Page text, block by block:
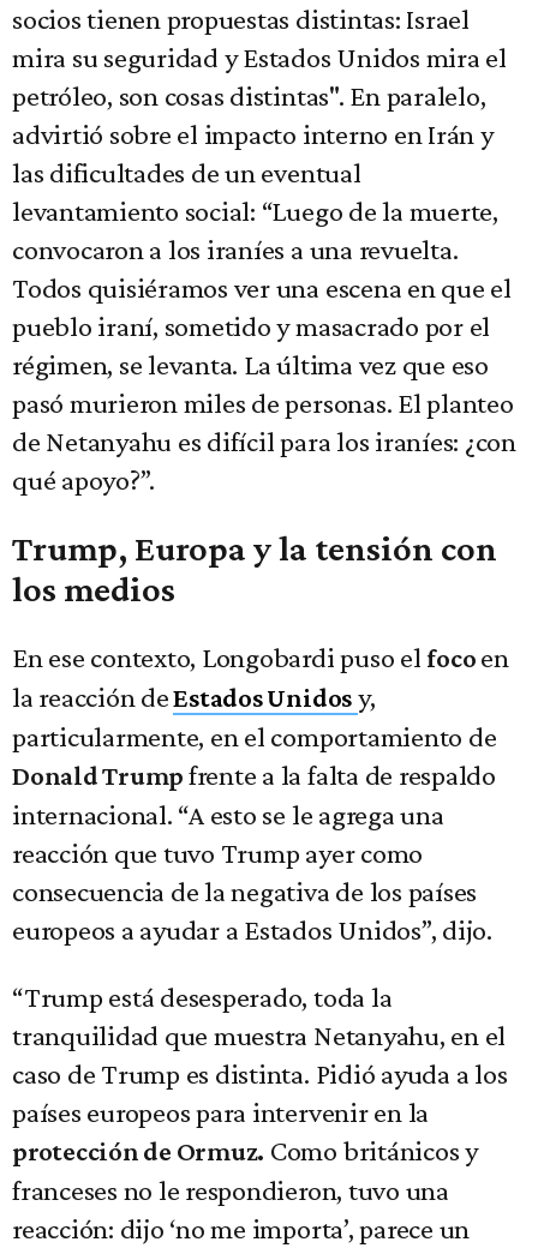
socios tienen propuestas distintas: Israel
mira su seguridad y Estados Unidos mira el
petróleo, son cosas distintas". En paralelo,
advirtió sobre el impacto interno en Irán y
las dificultades de un eventual
levantamiento social: “Luego de la muerte,
convocaron a los iraníes a una revuelta.
Todos quisiéramos ver una escena en que el
pueblo iraní, sometido y masacrado por el
régimen, se levanta. La última vez que eso
pasó murieron miles de personas. El planteo
de Netanyahu es difícil para los iraníes: ¿con
qué apoyo?”.
Trump, Europa y la tensión con
los medios
En ese contexto, Longobardi puso elfoco en
la reacción deEstados Unidos y,
particularmente, en el comportamiento de
Donald Trump frente a la falta de respaldo
internacional. “A esto se le agrega una
reacción que tuvo Trump ayer como
consecuencia de la negativa de los países
europeos a ayudar a Estados Unidos”, dijo.
“Trump está desesperado, toda la
tranquilidad que muestra Netanyahu, en el
caso de Trump es distinta. Pidió ayuda a los
países europeos para intervenir en la
protección de Ormuz. Como británicos y
franceses no le respondieron, tuvo una
reacción: dijo ‘no me importa’, parece un